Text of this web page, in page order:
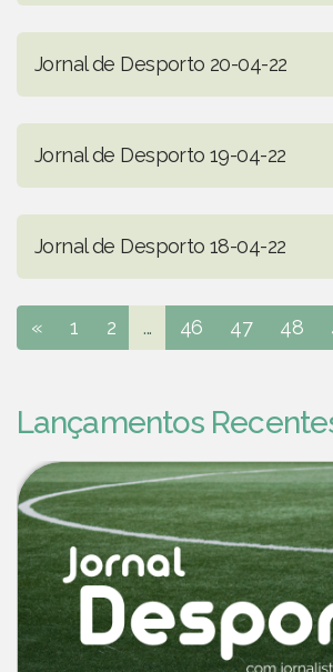
Jornal de Desporto 20-04-22
Jornal de Desporto 19-04-22
Jornal de Desporto 18-04-22
« 1 2 ... 46 47 48
Lançamentos